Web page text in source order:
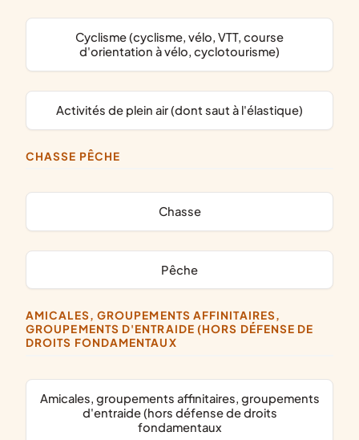
Cyclisme (cyclisme, vélo, VTT, course
d'orientation à vélo, cyclotourisme)
activités de plein air (dont saut à l'élastique)
CHASSE PÊCHE
chasse
pêche
AMICALES, GROUPEMENTS AFFINITAIRES,
GROUPEMENTS D'ENTRAIDE (HORS DÉFENSE DE
DROITS FONDAMENTAUX
amicales, groupements affinitaires, groupements
d'entraide (hors défense de droits
fondamentaux